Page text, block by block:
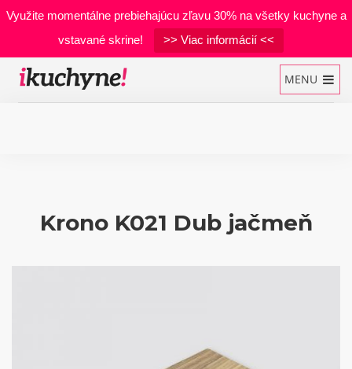
Využite momentálne prebiehajúcu zľavu 30% na všetky kuchyne a
vstavané skrine!
>> Viac informácií <<
MENU
Manželské postele
Krono K021 Dub jačmeň